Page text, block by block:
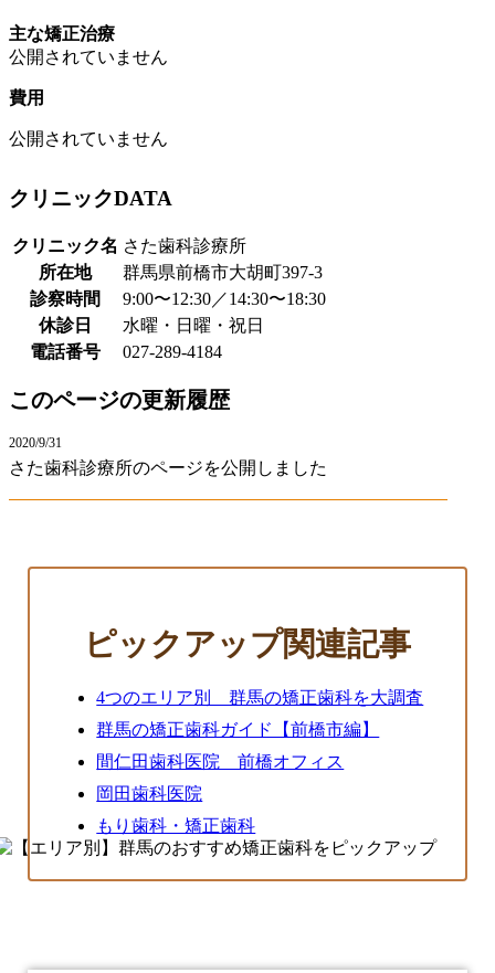
主な矯正治療
公開されていません
費用
公開されていません
クリニックDATA
クリニック名 さた歯科診療所
所在地
群馬県前橋市大胡町397-3
診察時間
9:00〜12:30／14:30〜18:30
休診日
水曜・日曜・祝日
電話番号
027-289-4184
このページの更新履歴
2020/9/31
さた歯科診療所のページを公開しました
ピックアップ関連記事
4つのエリア別 群馬の矯正歯科を大調査
群馬の矯正歯科ガイド【前橋市編】
間仁田歯科医院 前橋オフィス
岡田歯科医院
もり歯科・矯正歯科